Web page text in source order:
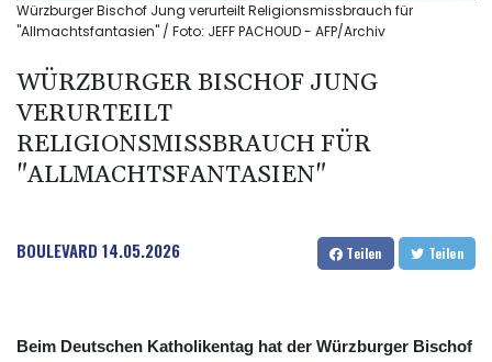
Würzburger Bischof Jung verurteilt Religionsmissbrauch für
"Allmachtsfantasien" / Foto: JEFF PACHOUD - AFP/Archiv
WÜRZBURGER BISCHOF JUNG
VERURTEILT
RELIGIONSMISSBRAUCH FÜR
"ALLMACHTSFANTASIEN"
BOULEVARD 14.05.2026 Teilen Teilen
Beim Deutschen Katholikentag hat der Würzburger Bischof